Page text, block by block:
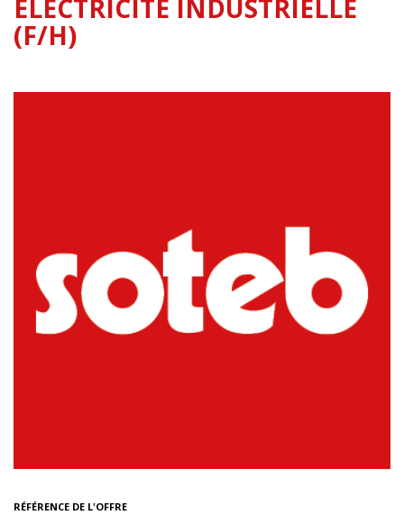
ÉLECTRICITÉ INDUSTRIELLE
(F/H)
RÉFÉRENCE DE L'OFFRE